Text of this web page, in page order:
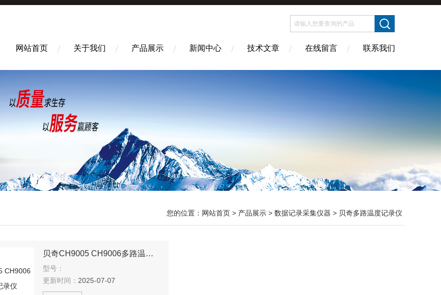
网站首页 关于我们 产品展示 新闻中心 技术文章 在线留言 联系我们
您的位置： 网站首页 > 产品展示 > 数据记录采集仪器 > 贝奇多路温度记录仪
贝奇CH9005 CH9006多路温度记录仪
型号：
更新时间： 2025-07-07